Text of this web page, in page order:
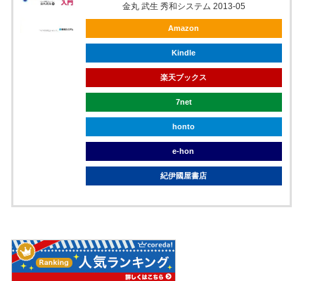
金丸 武生 秀和システム 2013-05
Amazon
Kindle
楽天ブックス
7net
honto
e-hon
紀伊國屋書店